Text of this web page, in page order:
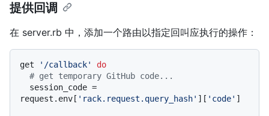
提供回调
在 server.rb 中，添加一个路由以指定回叫应执行的操作：
get '/callback'
do
# get temporary GitHub code...
request.env[ 'rack.request.query_hash' ][ 'code' ]